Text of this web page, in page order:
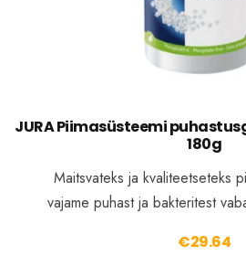
JURA Piimasüsteemi
180g
Maitsvateks ja kvaliteetseteks
vajame puhast ja bakteritest
€29.64